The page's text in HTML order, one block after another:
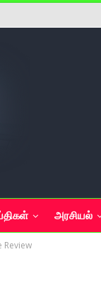
அரசியல்
Review